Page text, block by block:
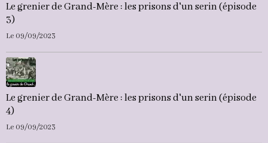
Le grenier de Grand-Mère : les prisons d'un serin (épisode
3)
Le 09/09/2023
Le grenier de Grand-Mère : les prisons d'un serin (épisode
4)
Le 09/09/2023